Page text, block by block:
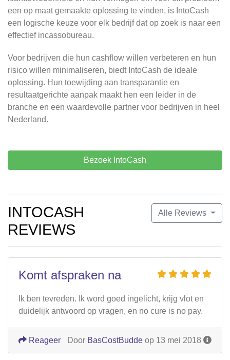
een op maat gemaakte oplossing te vinden, is IntoCash
een logische keuze voor elk bedrijf dat op zoek is naar een
effectief incassobureau.
Voor bedrijven die hun cashflow willen verbeteren en hun
risico willen minimaliseren, biedt IntoCash de ideale
oplossing. Hun toewijding aan transparantie en
resultaatgerichte aanpak maakt hen een leider in de
branche en een waardevolle partner voor bedrijven in heel
Nederland.
Bezoek IntoCash
Alle Reviews
INTOCASH
REVIEWS
Komt afspraken na
Ik ben tevreden. Ik word goed ingelicht, krijg vlot en
duidelijk antwoord op vragen, en no cure is no pay.
Door BasCostBudde op 13 mei 2018
Reageer